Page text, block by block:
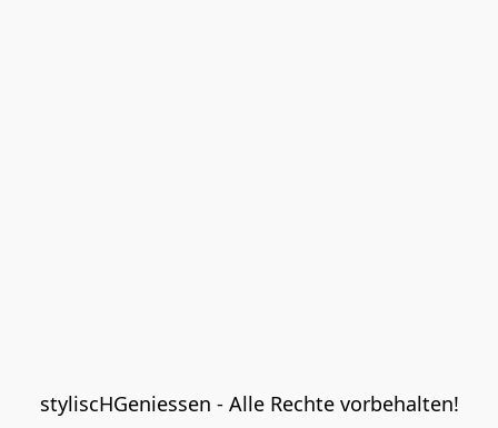
styliscHGeniessen - Alle Rechte vorbehalten!